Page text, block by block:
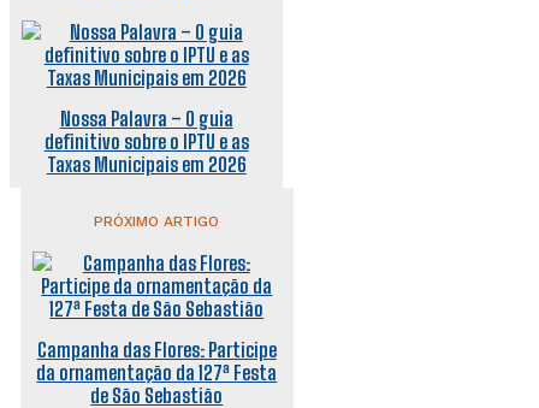
Nossa Palavra – O guia
definitivo sobre o IPTU e as
Taxas Municipais em 2026
PRÓXIMO ARTIGO
Campanha das Flores: Participe
da ornamentação da 127ª Festa
de São Sebastião